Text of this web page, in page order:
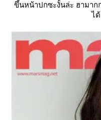
ขึ้นหน้าปกซะงั้นล่ะ ฮามาก
ไ